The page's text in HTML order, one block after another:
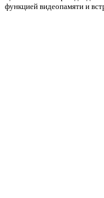
функцией видеопамяти и